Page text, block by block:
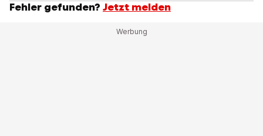
Fehler gefunden? Jetzt melden